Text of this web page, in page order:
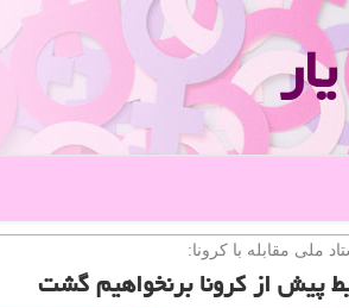
ملی مقابله با كرونا:
پیش از كرونا برنخواهیم گشت